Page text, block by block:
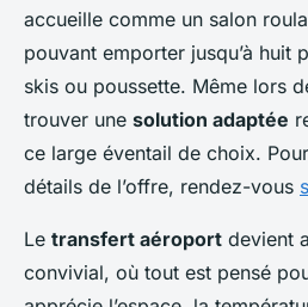
accueille comme un salon
pouvant emporter jusqu’à huit
skis ou poussette. Même lors
trouver une solution adaptée
ce large éventail de choix.
détails de l’offre, rendez-vous
Le transfert aéroport devient
convivial, où tout est pensé